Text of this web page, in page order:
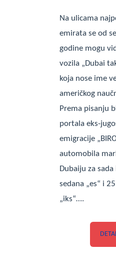
Na ulicama
emirata se od
godine mogu
vozila „Dubai
koja nose ime
američkog
Prema pisanju
portala eks-
emigracije
automobila
Dubaiju za
sedana „es“ i
„iks“….